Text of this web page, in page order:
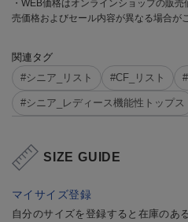
・WEB価格はオンラインショップの販
売価格およびセール内容が異なる場合が
関連タグ
#シニア_リスト
#CF_リスト
#シニア_レディース機能性トップス
SIZE GUIDE
マイサイズ登録
自分のサイズを登録すると在庫のあ